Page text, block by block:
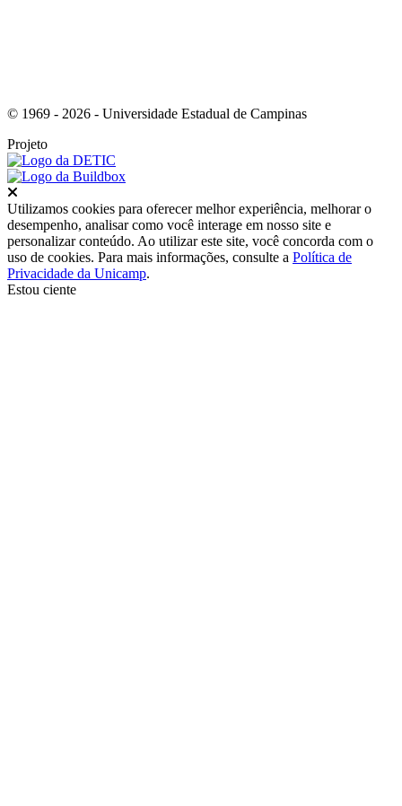
© 1969 - 2026 - Universidade Estadual de Campinas
Projeto
Utilizamos cookies para oferecer melhor experiência, melhorar o
desempenho, analisar como você interage em nosso site e
personalizar conteúdo. Ao utilizar este site, você concorda com o
uso de cookies. Para mais informações, consulte a Política de
Privacidade da Unicamp.
Estou ciente